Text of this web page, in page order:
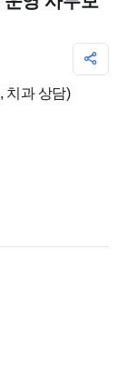
치과 상담)